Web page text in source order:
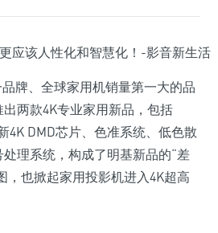
牌、全球家用机销量第一大的品
两款4K专业家用新品，包括
4K DMD芯片、色准系统、低色散
理系统，构成了明基新品的“差
，也掀起家用投影机进入4K超高